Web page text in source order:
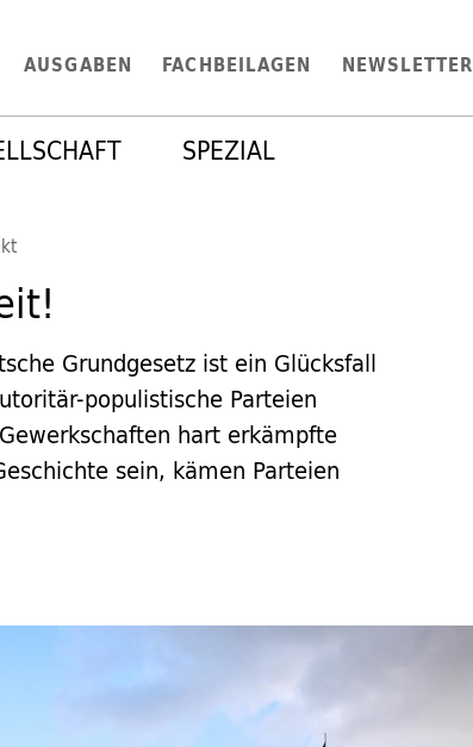
AUSGABEN FACHBEILAGEN NEWSLETTER
SPEZIAL
Grundgesetz ist ein Glücksfall
populistische Parteien
hart erkämpfte
sein, kämen Parteien